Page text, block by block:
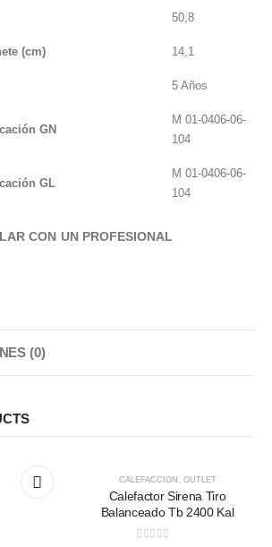
50,8
(cm) 14,1
5 Años
GN
M 01-0406-06-
104
GL
M 01-0406-06-
104
CON UN PROFESIONAL
(0)
CALEFACCION , OUTLET
Calefactor Sirena Tiro
Balanceado Tb 2400 Kal